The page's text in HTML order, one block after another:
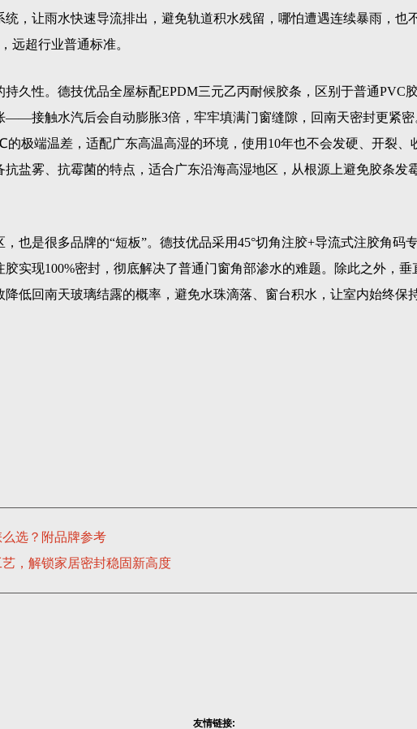
，让雨水快速导流排出，避免轨道积水残留，哪怕遭遇连续暴雨，也
远超行业普通标准。
久性。德技优品全屋标配EPDM三元乙丙耐候胶条，区别于普通PVC
接触水汽后会自动膨胀3倍，牢牢填满门窗缝隙，回南天密封更紧密
极端温差，适配广东高温高湿的环境，使用10年也不会发硬、开裂、
盐雾、抗霉菌的特点，适合广东沿海高湿地区，从根源上避免胶条发
也是很多品牌的“短板”。德技优品采用45°切角注胶+导流式注胶角码
实现100%密封，彻底解决了普通门窗角部渗水的难题。除此之外，垂
低回南天玻璃结露的概率，避免水珠滴落、窗台积水，让室内始终保
选？附品牌参考
，解锁家居密封稳固新高度
友情链接: